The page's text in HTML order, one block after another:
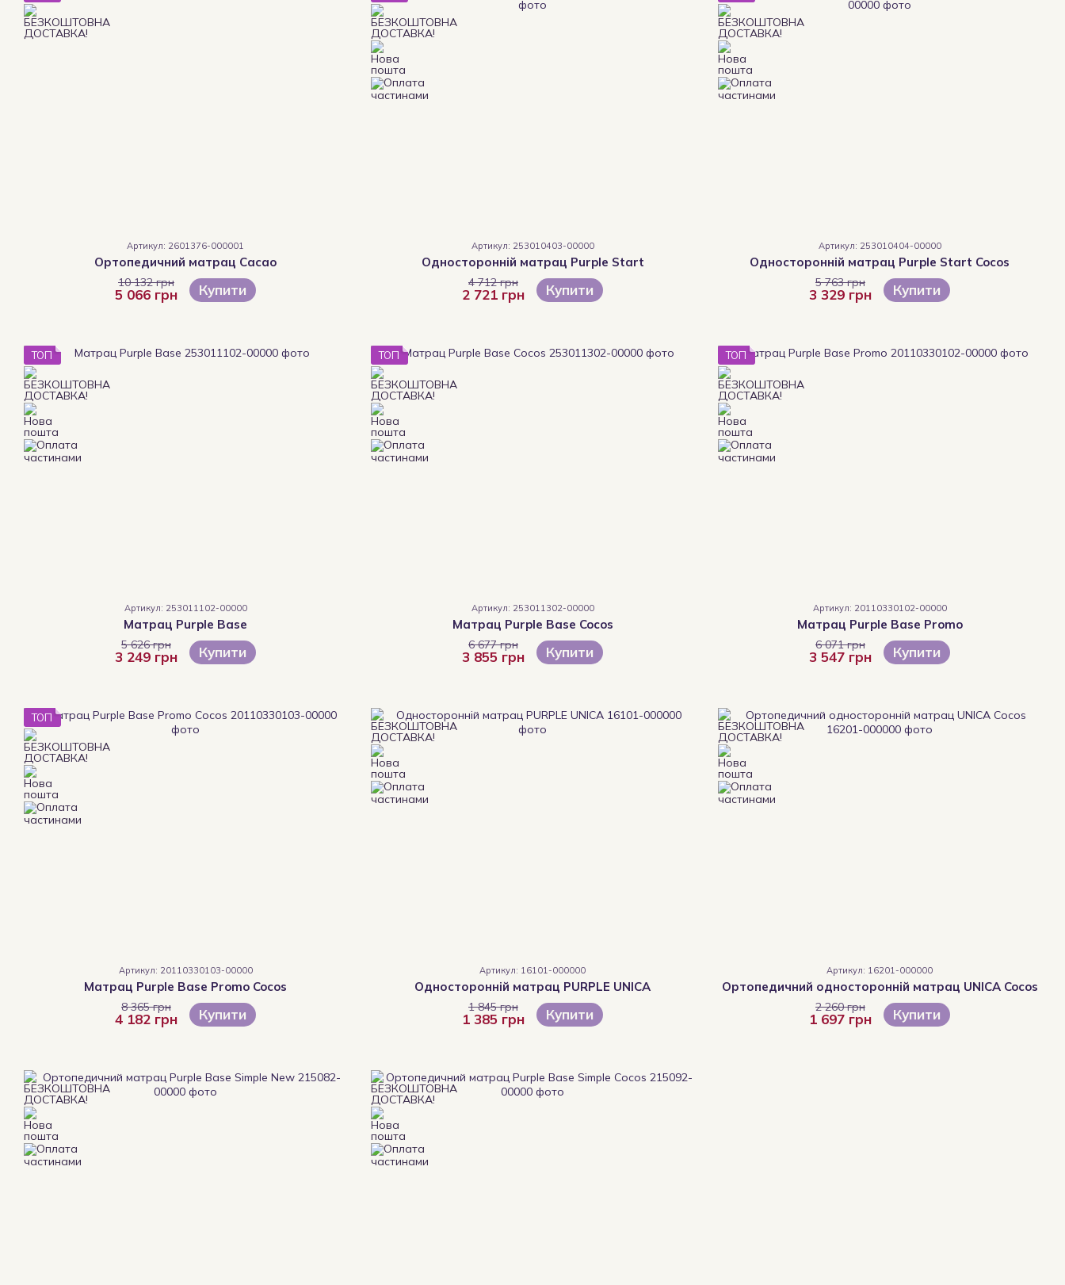
Артикул: 2601376-000001
Ортопедичний матрац Cacao
10 132 грн
5 066 грн Купити
Артикул: 253010403-00000
Односторонній матрац Purple Start
4 712 грн
2 721 грн Купити
Артикул: 253010404-00000
Односторонній матрац Purple Start Cocos
5 763 грн
3 329 грн Купити
ТОП
Артикул: 253011102-00000
Матрац Purple Base
5 626 грн
3 249 грн Купити
ТОП
Артикул: 253011302-00000
Матрац Purple Base Cocos
6 677 грн
3 855 грн Купити
ТОП
Артикул: 20110330102-00000
Матрац Purple Base Promo
6 071 грн
3 547 грн Купити
ТОП
Артикул: 20110330103-00000
Матрац Purple Base Promo Cocos
8 365 грн
4 182 грн Купити
Артикул: 16101-000000
Односторонній матрац PURPLE UNICA
1 845 грн
1 385 грн Купити
Артикул: 16201-000000
Ортопедичний односторонній матрац UNICA Cocos
2 260 грн
1 697 грн Купити